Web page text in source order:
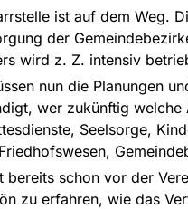
ist auf dem Weg.
der
wird z. Z. intensiv
nun die Planungen
wer zukünftig
Seelsorge,
bereits schon vor der
zu erfahren, wie das